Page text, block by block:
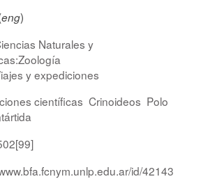
eng)
Naturales y
y expediciones
científicas Crinoideos Polo
id/42143